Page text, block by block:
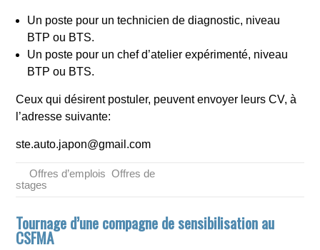
Un poste pour un technicien de diagnostic, niveau
BTP ou BTS.
Un poste pour un chef d’atelier expérimenté, niveau
BTP ou BTS.
Ceux qui désirent postuler, peuvent envoyer leurs CV, à
l’adresse suivante:
ste.auto.japon@gmail.com
Offres d’emplois ,Offres de
stages
Tournage d’une compagne de sensibilisation au
CSFMA